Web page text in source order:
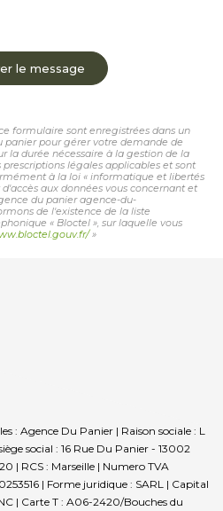
le message
formulaire sont enregistrées dans un
pour gérer votre demande de
la durée nécessaire à la gestion de la
légales applicables et sont
à la loi « informatique et libertés
aux données vous concernant et
du panier agence-du-
de l'existence de la liste
« Bloctel », sur laquelle vous
»
: Agence Du Panier | Raison sociale : L
social : 16 Rue Du Panier - 13002
| RCS : Marseille | Numero TVA
| Forme juridique : SARL | Capital
| Carte T : A06-2420/Bouches du